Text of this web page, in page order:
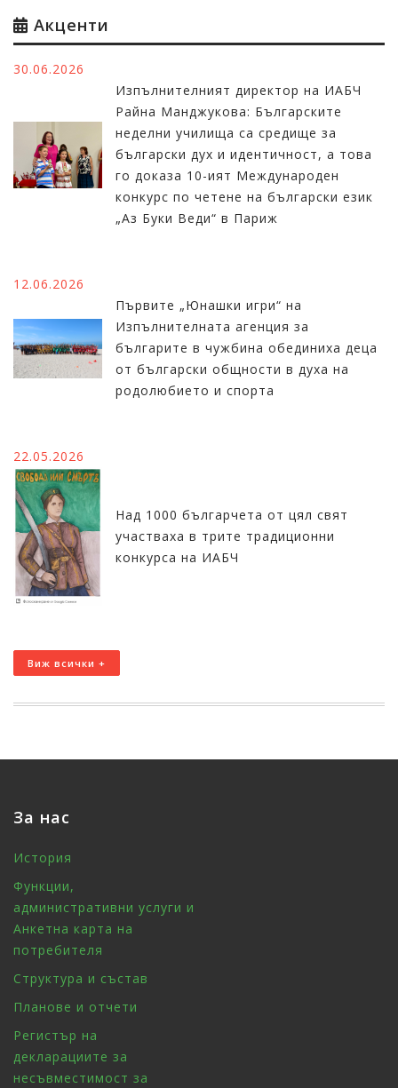
Акценти
30.06.2026
Изпълнителният директор на ИАБЧ
Райна Манджукова: Българските
неделни училища са средище за
български дух и идентичност, а това
го доказа 10-ият Международен
конкурс по четене на български език
„Аз Буки Веди“ в Париж
12.06.2026
Първите „Юнашки игри“ на
Изпълнителната агенция за
българите в чужбина обединиха деца
от български общности в духа на
родолюбието и спорта
22.05.2026
Над 1000 българчета от цял свят
участваха в трите традиционни
конкурса на ИАБЧ
Виж всички +
За нас
История
Функции,
административни услуги и
Анкетна карта на
потребителя
Структура и състав
Планове и отчети
Регистър на
декларациите за
несъвместимост за